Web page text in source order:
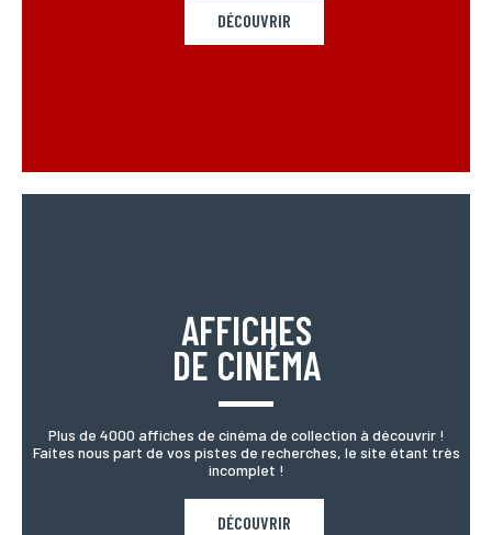
DÉCOUVRIR
AFFICHES
DE CINÉMA
Plus de 4000 affiches de cinéma de collection à découvrir !
Faites nous part de vos pistes de recherches, le site étant très
incomplet !
DÉCOUVRIR